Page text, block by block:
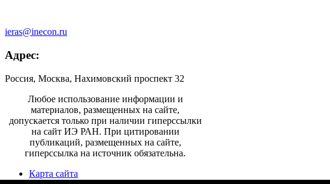
ieras@inecon.ru
Адрес:
Россия, Москва, Нахимовский проспект 32
Любое использование информации и
материалов, размещенных на сайте,
допускается только при наличии гиперссылки
на сайт ИЭ РАН. При цитировании
публикаций, размещенных на сайте,
гиперссылка на источник обязательна.
Карта сайта